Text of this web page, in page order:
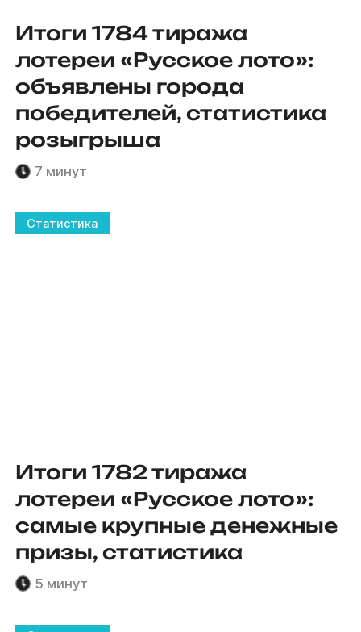
Итоги 1784 тиража
лотереи «Русское лото»:
объявлены города
победителей, статистика
розыгрыша
7 минут
Статистика
Итоги 1782 тиража
лотереи «Русское лото»:
самые крупные денежные
призы, статистика
5 минут